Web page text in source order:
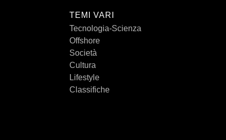
TEMI VARI
Tecnologia-Scienza
Offshore
Società
Cultura
Lifestyle
Classifiche